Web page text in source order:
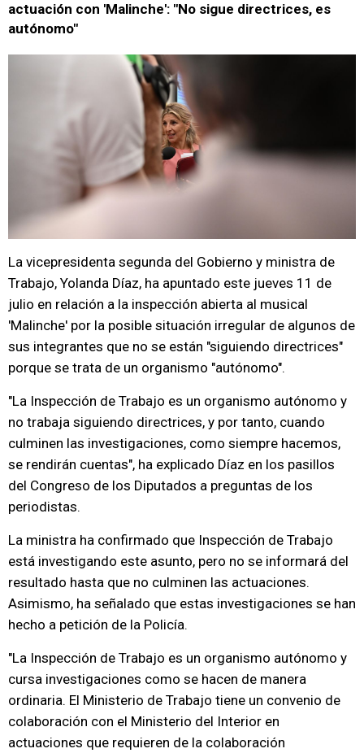
actuación con 'Malinche': "No sigue directrices, es
autónomo"
La vicepresidenta segunda del Gobierno y ministra de
Trabajo, Yolanda Díaz, ha apuntado este jueves 11 de
julio en relación a la inspección abierta al musical
'Malinche' por la posible situación irregular de algunos de
sus integrantes que no se están "siguiendo directrices"
porque se trata de un organismo "autónomo".
"La Inspección de Trabajo es un organismo autónomo y
no trabaja siguiendo directrices, y por tanto, cuando
culminen las investigaciones, como siempre hacemos,
se rendirán cuentas", ha explicado Díaz en los pasillos
del Congreso de los Diputados a preguntas de los
periodistas.
La ministra ha confirmado que Inspección de Trabajo
está investigando este asunto, pero no se informará del
resultado hasta que no culminen las actuaciones.
Asimismo, ha señalado que estas investigaciones se han
hecho a petición de la Policía.
"La Inspección de Trabajo es un organismo autónomo y
cursa investigaciones como se hacen de manera
ordinaria. El Ministerio de Trabajo tiene un convenio de
colaboración con el Ministerio del Interior en
actuaciones que requieren de la colaboración